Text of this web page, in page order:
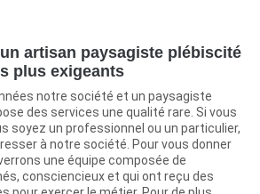
artisan paysagiste plébiscité
plus exigeants
notre société et un paysagiste
des services une qualité rare. Si vous
soyez un professionnel ou un particulier,
à notre société. Pour vous donner
une équipe composée de
consciencieux et qui ont reçu des